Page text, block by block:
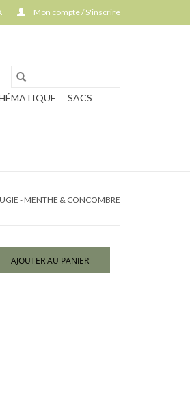
Mon compte / S'inscrire
SACS
- MENTHE & CONCOMBRE
AJOUTER AU PANIER